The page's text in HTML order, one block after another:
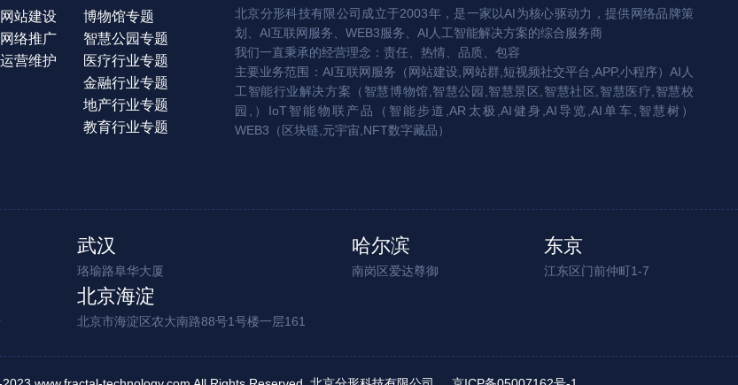
网站建设
网络推广
运营维护
博物馆专题
智慧公园专题
医疗行业专题
金融行业专题
地产行业专题
教育行业专题
北京分形科技有限公司成立于2003年，是一家以AI为核心驱动力，提供网络品牌策
划、AI互联网服务、WEB3服务、AI人工智能解决方案的综合服务商
我们一直秉承的经营理念：责任、热情、品质、包容
主要业务范围：AI互联网服务（网站建设,网站群,短视频社交平台,APP,小程序）AI人
工智能行业解决方案（智慧博物馆,智慧公园,智慧景区,智慧社区,智慧医疗,智慧校
园,）IoT智能物联产品（智能步道,AR太极,AI健身,AI导览,AI单车,智慧树）
WEB3（区块链,元宇宙,NFT数字藏品）
武汉
珞瑜路阜华大厦
哈尔滨
南岗区爱达尊御
东京
江东区门前仲町1-7
北京海淀
北京市海淀区农大南路88号1号楼一层161